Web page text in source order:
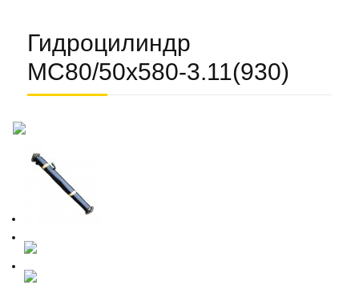
Гидроцилиндр
МС80/50х580-3.11(930)